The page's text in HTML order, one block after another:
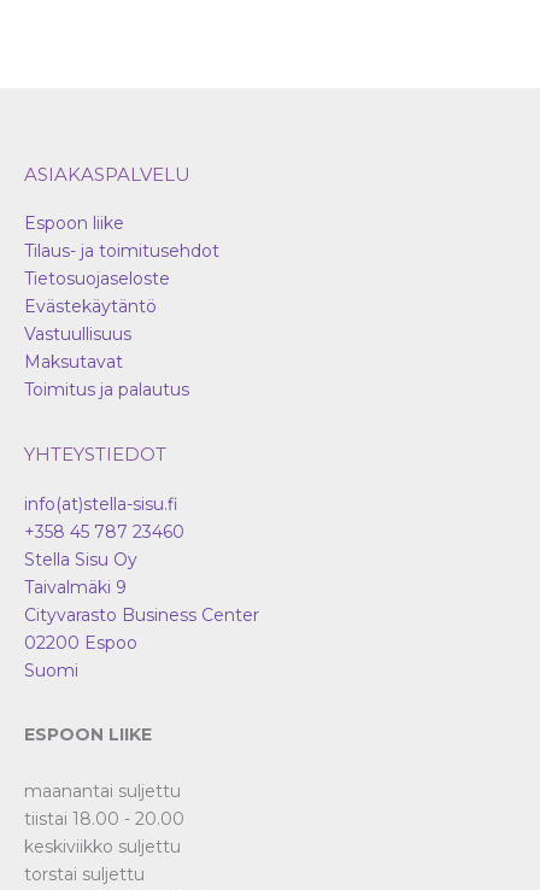
ASIAKASPALVELU
Espoon liike
Tilaus- ja toimitusehdot
Tietosuojaseloste
Evästekäytäntö
Vastuullisuus
Maksutavat
Toimitus ja palautus
YHTEYSTIEDOT
info(at)stella-sisu.fi
+358 45 787 23460
Stella Sisu Oy
Taivalmäki 9
Cityvarasto Business Center
02200 Espoo
Suomi
ESPOON LIIKE
maanantai suljettu
tiistai 18.00 - 20.00
keskiviikko suljettu
torstai suljettu